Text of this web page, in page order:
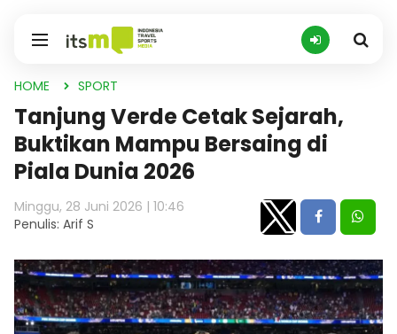
HOME SPORT
Tanjung Verde Cetak Sejarah,
Buktikan Mampu Bersaing di
Piala Dunia 2026
Minggu, 28 Juni 2026 | 10:46
Penulis: Arif S